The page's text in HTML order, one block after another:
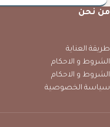
من نحن
طريقة العناية
الشروط و الاحكام
الشروط و الاحكام
سياسة الخصوصية